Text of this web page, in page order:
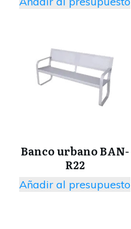
Banco urbano BAN-
R22
Añadir al presupuesto